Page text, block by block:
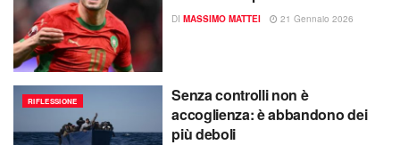
DI MASSIMO MATTEI 21 Gennaio 2026
RIFLESSIONE
Senza controlli non è
accoglienza: è abbandono dei
più deboli